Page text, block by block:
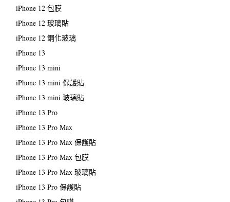
iPhone 12 包膜
iPhone 12 玻璃貼
iPhone 12 鋼化玻璃
iPhone 13
iPhone 13 mini
iPhone 13 mini 保護貼
iPhone 13 mini 玻璃貼
iPhone 13 Pro
iPhone 13 Pro Max
iPhone 13 Pro Max 保護貼
iPhone 13 Pro Max 包膜
iPhone 13 Pro Max 玻璃貼
iPhone 13 Pro 保護貼